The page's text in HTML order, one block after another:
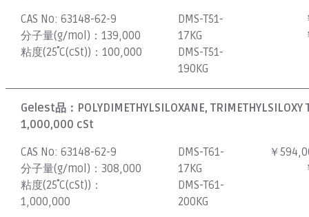
CAS No:63148-62-9
分子量(g/mol)：139,000
粘度(25˚C(cSt))：100,000
DMS-T51-
17KG
DMS-T51-
190KG
Gelest品： POLYDIMETHYLSILOXANE, TRIMETHYLSILOXY
1,000,000 cSt
CAS No:63148-62-9
分子量(g/mol)：308,000
粘度(25˚C(cSt))：
1,000,000
DMS-T61-
17KG
DMS-T61-
200KG
￥